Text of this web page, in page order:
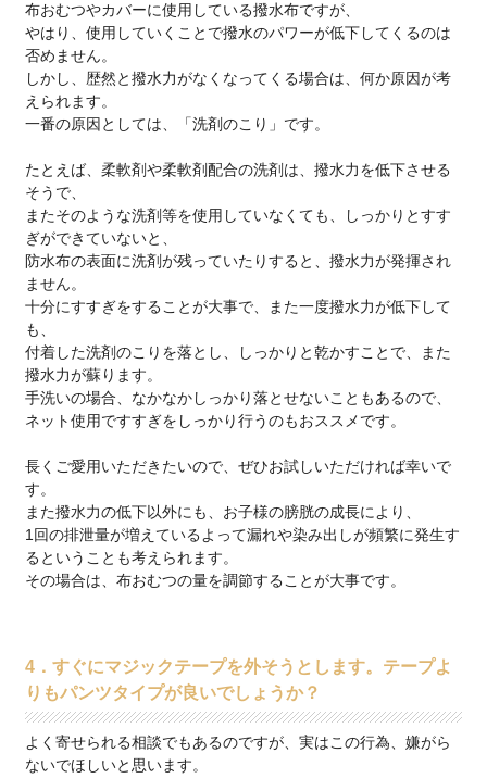
布おむつやカバーに使用している撥水布ですが、
やはり、使用していくことで撥水のパワーが低下してくるのは
否めません。
しかし、歴然と撥水力がなくなってくる場合は、何か原因が考
えられます。
一番の原因としては、「洗剤のこり」です。
たとえば、柔軟剤や柔軟剤配合の洗剤は、撥水力を低下させる
そうで、
またそのような洗剤等を使用していなくても、しっかりとすす
ぎができていないと、
防水布の表面に洗剤が残っていたりすると、撥水力が発揮され
ません。
十分にすすぎをすることが大事で、また一度撥水力が低下して
も、
付着した洗剤のこりを落とし、しっかりと乾かすことで、また
撥水力が蘇ります。
手洗いの場合、なかなかしっかり落とせないこともあるので、
ネット使用ですすぎをしっかり行うのもおススメです。
長くご愛用いただきたいので、ぜひお試しいただければ幸いで
す。
また撥水力の低下以外にも、お子様の膀胱の成長により、
1回の排泄量が増えているよって漏れや染み出しが頻繁に発生す
るということも考えられます。
その場合は、布おむつの量を調節することが大事です。
4．すぐにマジックテープを外そうとします。テープよ
りもパンツタイプが良いでしょうか？
よく寄せられる相談でもあるのですが、実はこの行為、嫌がら
ないでほしいと思います。